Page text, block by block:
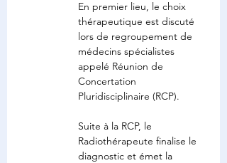
En premier lieu, le choix
thérapeutique est discuté
lors de regroupement de
médecins spécialistes
appelé Réunion de
Concertation
Pluridisciplinaire (RCP).
Suite à la RCP, le
Radiothérapeute finalise le
diagnostic et émet la